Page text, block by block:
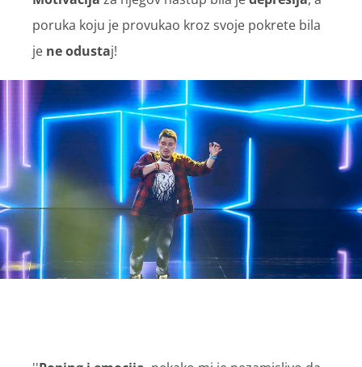
poruka koju je provukao kroz svoje pokrete bila
je ne odustaj!